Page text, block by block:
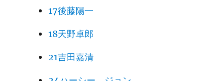
17後藤陽一
18天野卓郎
21吉田嘉清